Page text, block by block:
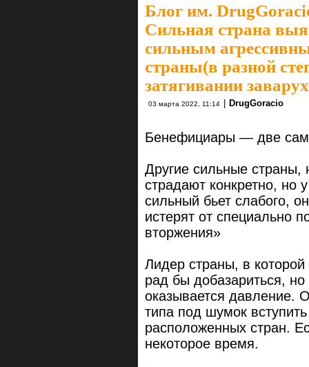
Блог им.
Сильная страна
сильным
страны(в разной
затягивании
03 марта 2022, 11:14 DrugGoracio
Бенефициары — две
Другие сильные страны,
страдают конкретно, но
сильный бьет слабого,
истерят от специально
вторжения»
Лидер страны, в
рад бы добазариться, но
оказывается давление.
типа под шумок
расположенных стран.
некоторое время.